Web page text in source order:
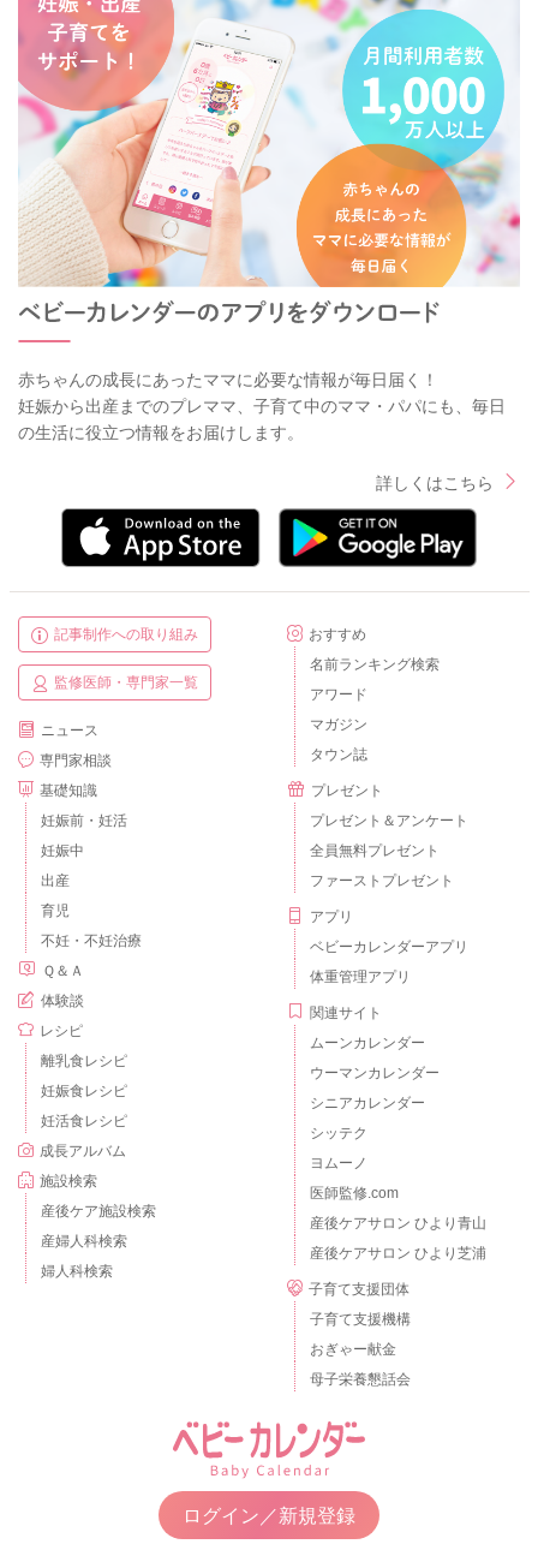
赤ちゃんの成長にあったママに必要な情報が毎日届く！
妊娠から出産までのプレママ、子育て中のママ・パパにも、毎日
の生活に役立つ情報をお届けします。
詳しくはこちら
記事制作への取り組み
監修医師・専門家一覧
ニュース
専門家相談
基礎知識
妊娠前・妊活
妊娠中
出産
育児
不妊・不妊治療
Ｑ＆Ａ
体験談
レシピ
離乳食レシピ
妊娠食レシピ
妊活食レシピ
成長アルバム
施設検索
産後ケア施設検索
産婦人科検索
婦人科検索
おすすめ
名前ランキング検索
アワード
マガジン
タウン誌
プレゼント
プレゼント＆アンケート
全員無料プレゼント
ファーストプレゼント
アプリ
ベビーカレンダーアプリ
体重管理アプリ
関連サイト
ムーンカレンダー
ウーマンカレンダー
シニアカレンダー
シッテク
ヨムーノ
医師監修.com
産後ケアサロン ひより青山
産後ケアサロン ひより芝浦
子育て支援団体
子育て支援機構
おぎゃー献金
母子栄養懇話会
ログイン／新規登録